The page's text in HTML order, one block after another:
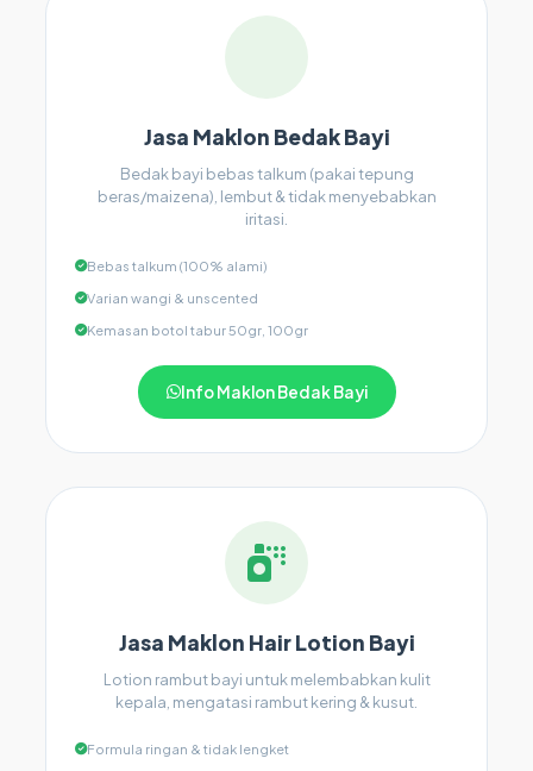
Jasa Maklon Bedak Bayi
Bedak bayi bebas talkum (pakai tepung
beras/maizena), lembut & tidak menyebabkan
iritasi.
Bebas talkum (100% alami)
Varian wangi & unscented
Kemasan botol tabur 50gr, 100gr
Info Maklon Bedak Bayi
Jasa Maklon Hair Lotion Bayi
Lotion rambut bayi untuk melembabkan kulit
kepala, mengatasi rambut kering & kusut.
Formula ringan & tidak lengket